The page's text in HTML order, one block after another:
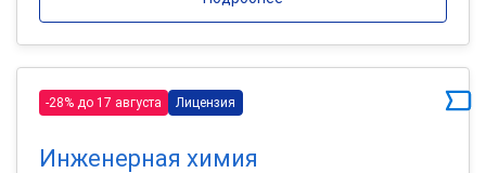
-28% до 17 августа Лицензия
Инженерная химия